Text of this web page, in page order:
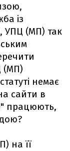
із
УПЦ (МП) так
(МП)
немає
сайти в
працюють,
на її